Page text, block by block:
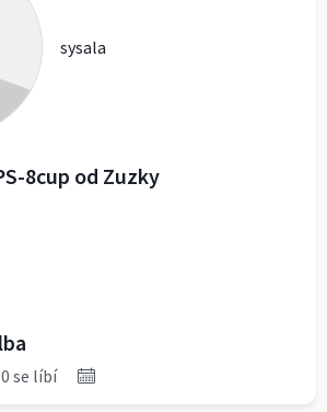
sysala
8cup od Zuzky
0 se líbí